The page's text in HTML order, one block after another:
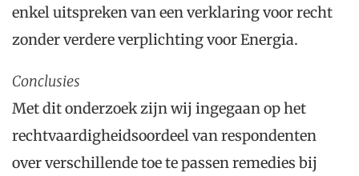
enkel uitspreken van een verklaring voor recht
zonder verdere verplichting voor Energia.
Conclusies
Met dit onderzoek zijn wij ingegaan op het
rechtvaardigheidsoordeel van respondenten
over verschillende toe te passen remedies bij